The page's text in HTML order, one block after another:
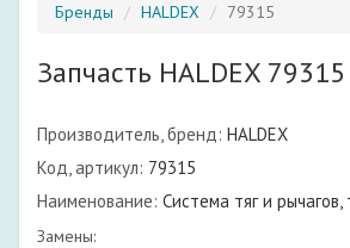
Бренды HALDEX 79315
Запчасть HALDEX 79315
Производитель, бренд: HALDEX
Код, артикул: 79315
Наименование: Система тяг и
Замены: